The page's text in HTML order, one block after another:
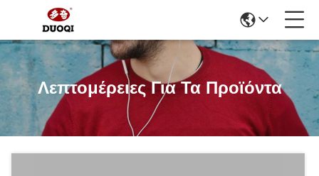
Λεπτομέρειες Για Τα Προϊόντα